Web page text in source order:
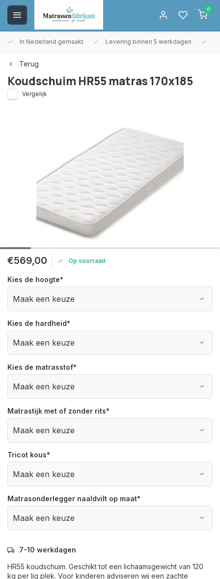
0
In Nederland gemaakt Levering binnen 5 werkdagen
Terug
Koudschuim HR55 matras 170x185
Vergelijk
€569,00 Op voorraad
Kies de hoogte*
Kies de hardheid*
Kies de matrasstof*
Matrastijk met of zonder rits*
Tricot kous*
Matrasonderlegger naaldvilt op maat*
7-10 werkdagen
HR55 koudschuim. Geschikt tot een lichaamsgewicht van 120
kg per lig plek. Voor kinderen adviseren wij een zachte